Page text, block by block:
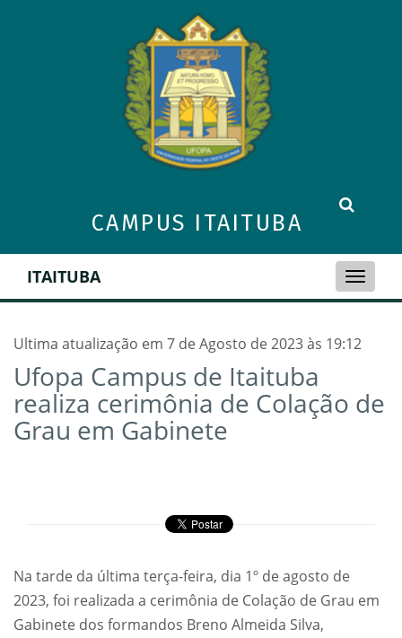
CAMPUS ITAITUBA
Toggle
ITAITUBA
Ultima atualização em 7 de Agosto de 2023 às 19:12
Ufopa Campus de Itaituba
realiza cerimônia de Colação de
Grau em Gabinete
Na tarde da última terça-feira, dia 1º de agosto de
2023, foi realizada a cerimônia de Colação de Grau em
Gabinete dos formandos Breno Almeida Silva,